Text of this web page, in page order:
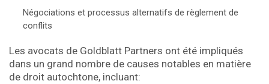
Négociations et processus alternatifs de règlement de
conflits
Les avocats de Goldblatt Partners ont été impliqués
dans un grand nombre de causes notables en matière
de droit autochtone, incluant: